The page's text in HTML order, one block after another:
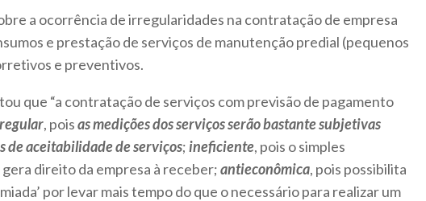
a ocorrência de irregularidades na contratação de empresa
e prestação de serviços de manutenção predial (pequenos
e preventivos.
que “a contratação de serviços com previsão de pagamento
, poisas medições dos serviços serão bastante subjetivas
de aceitabilidade de serviços;ineficiente, pois o simples
direito da empresa à receber;antieconômica, pois possibilita
por levar mais tempo do que o necessário para realizar um